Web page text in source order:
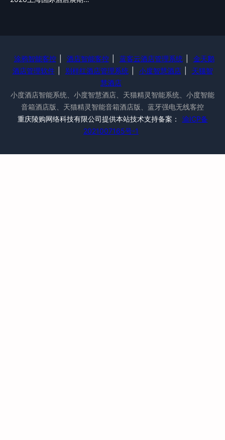
涂鸦智能客控 酒店智能客控 蓝客云酒店管理系统
金天鹅
酒店管理软件
别样红酒店管理系统 小度智慧酒店
天猫智
慧酒店
小度酒店智能系统、小度智慧酒店、天猫精灵智能系统、小度智能
音箱酒店版、天猫精灵智能音箱酒店版、蓝牙强电无线客控
重庆陵购网络科技有限公司提供本站技术支持备案：
渝ICP备
2021007165号-1